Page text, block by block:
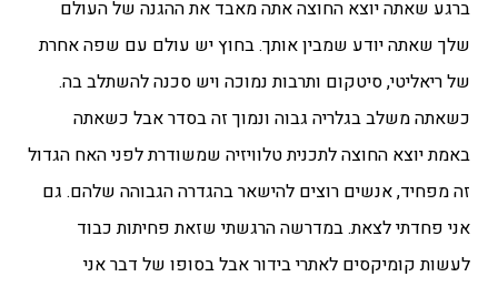
ברגע שאתה יוצא החוצה אתה מאבד את ההגנה של העולם
שלך שאתה יודע שמבין אותך. בחוץ יש עולם עם שפה אחרת
של ריאליטי, סיטקום ותרבות נמוכה ויש סכנה להשתלב בה.
כשאתה משלב בגלריה גבוה ונמוך זה בסדר אבל כשאתה
באמת יוצא החוצה לתכנית טלוויזיה שמשודרת לפני האח הגדול
זה מפחיד, אנשים רוצים להישאר בהגדרה הגבוהה שלהם. גם
אני פחדתי לצאת. במדרשה הרגשתי שזאת פחיתות כבוד
לעשות קומיקסים לאתרי בידור אבל בסופו של דבר אני